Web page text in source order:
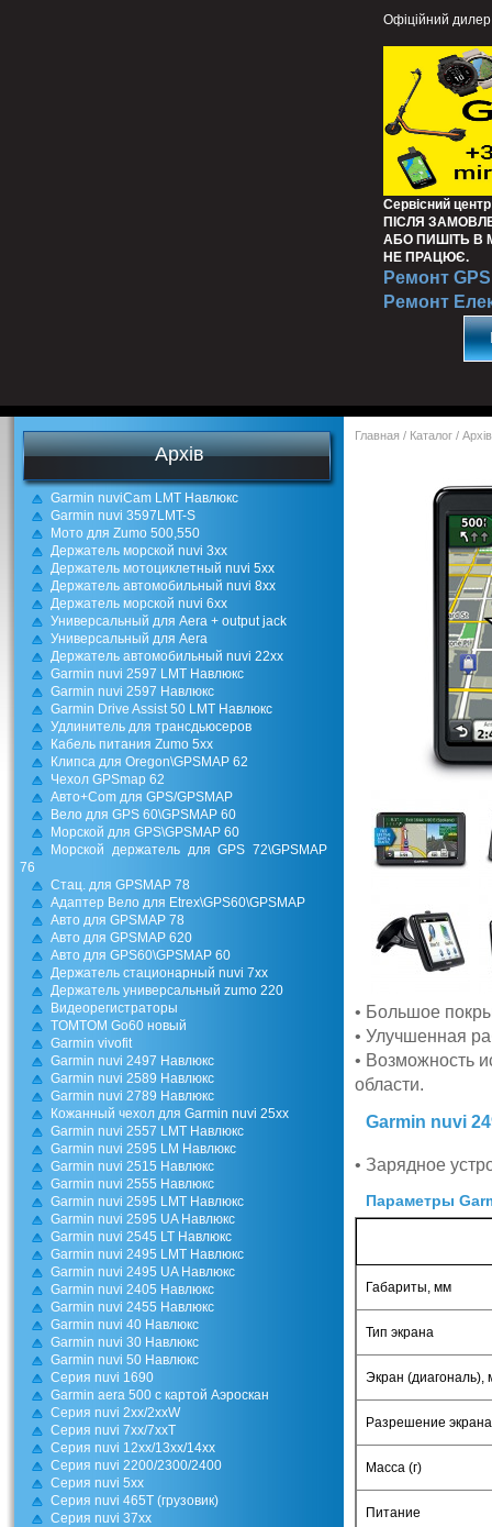
Офіційний дилер
Сервісний
ПІСЛЯ
АБО ПИШІТЬ В
НЕ ПРАЦЮЄ.
Ремонт GPS
Ремонт
Архів
Garmin nuviCam LMT Навлюкс
Garmin nuvi 3597LMT-S
Мото для Zumo 500,550
Держатель морской nuvi 3xx
Держатель мотоциклетный nuvi 5xx
Держатель автомобильный nuvi 8xx
Держатель морской nuvi 6xx
Универсальный для Aera + output jack
Универсальный для Aera
Держатель автомобильный nuvi 22xx
Garmin nuvi 2597 LMT Навлюкс
Garmin nuvi 2597 Навлюкс
Garmin Drive Assist 50 LMT Навлюкс
Удлинитель для трансдьюсеров
Кабель питания Zumo 5xx
Клипса для Oregon\GPSMAP 62
Чехол GPSmap 62
Авто+Com для GPS/GPSMAP
Вело для GPS 60\GPSMAP 60
Морской для GPS\GPSMAP 60
Морской держатель для GPS 72\GPSMAP
76
Стац. для GPSMAP 78
Адаптер Вело для Etrex\GPS60\GPSMAP
Авто для GPSMAP 78
Авто для GPSMAP 620
Авто для GPS60\GPSMAP 60
Держатель стационарный nuvi 7xx
Держатель универсальный zumo 220
Видеорегистраторы
TOMTOM Go60 новый
Garmin vivofit
Garmin nuvi 2497 Навлюкс
Garmin nuvi 2589 Навлюкс
Garmin nuvi 2789 Навлюкс
Кожанный чехол для Garmin nuvi 25xx
Garmin nuvi 2557 LMT Навлюкс
Garmin nuvi 2595 LM Навлюкс
Garmin nuvi 2515 Навлюкс
Garmin nuvi 2555 Навлюкс
Garmin nuvi 2595 LMT Навлюкс
Garmin nuvi 2595 UA Навлюкс
Garmin nuvi 2545 LT Навлюкс
Garmin nuvi 2495 LMT Навлюкс
Garmin nuvi 2495 UA Навлюкс
Garmin nuvi 2405 Навлюкс
Garmin nuvi 2455 Навлюкс
Garmin nuvi 40 Навлюкс
Garmin nuvi 30 Навлюкс
Garmin nuvi 50 Навлюкс
Серия nuvi 1690
Garmin aera 500 с картой Аэроскан
Серия nuvi 2хх/2ххW
Серия nuvi 7хх/7ххT
Серия nuvi 12хх/13хх/14хх
Серия nuvi 2200/2300/2400
Cерия nuvi 5хх
Серия nuvi 465T (грузовик)
Серия nuvi 37xx
Главная / Каталог / Архів
• Большое
• Улучшенная
• Возможность
области.
Garmin nuvi
• Зарядное
Параметры
Габариты, мм
Тип экрана
Экран (диагональ),
Разрешение экрана
Масса (г)
Питание